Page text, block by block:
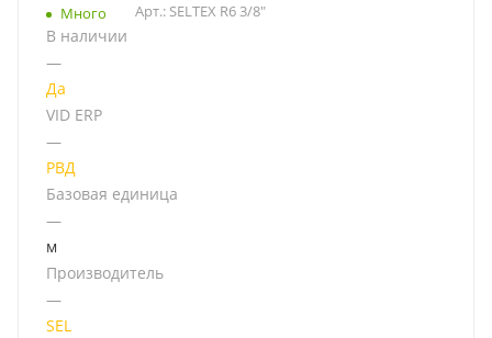
Много Арт.: SELTEX R6 3/8"
В наличии
—
Да
VID ERP
—
РВД
Базовая единица
—
м
Производитель
—
SEL